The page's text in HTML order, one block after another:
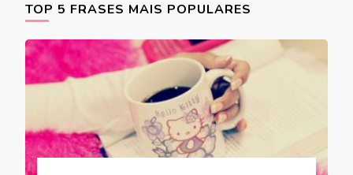
TOP 5 FRASES MAIS POPULARES